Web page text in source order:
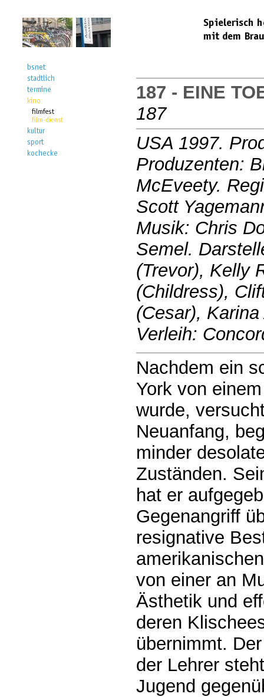
187 - EINE
187
USA 1997.
Produzenten:
McEveety.
Scott
Musik: Chris
Semel.
(Trevor), Kelly
(Childress),
(Cesar),
Verleih:
Nachdem ein
York von
wurde,
Neuanfang,
minder
Zuständen.
hat er
Gegenangriff
resignative
von einer an
Ästhetik und
deren
übernimmt.
der Lehrer
Jugend